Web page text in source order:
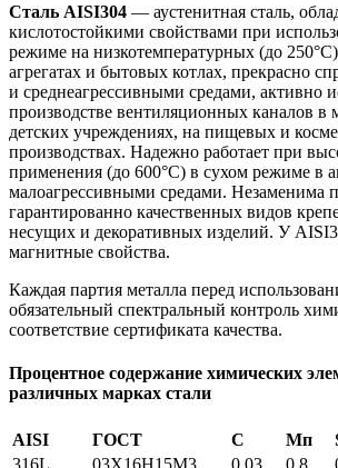
Сталь AISI304 — аустенитная сталь,
кислотостойкими свойствами при
режиме на низкотемпературных (до
агрегатах и бытовых котлах, прекрасно
и среднеагрессивными средами, активно
производстве вентиляционных каналов в
детских учреждениях, на пищевых и
производствах. Надежно работает при
применения (до 600°С) в сухом режиме в
малоагрессивными средами. Незаменима
гарантированно качественных видов
несущих и декоративных изделий. У
магнитные свойства.
Каждая партия металла перед
обязательный спектральный контроль
соответствие сертификата качества.
Процентное содержание химических
различных марках стали
AISI ГОСТ С Мп